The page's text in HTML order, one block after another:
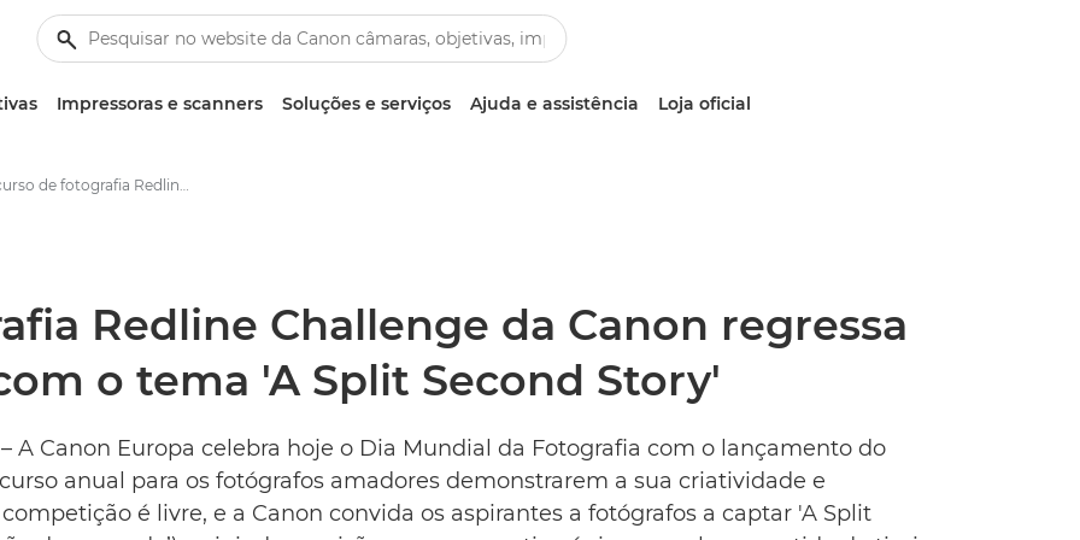
Impressoras e scanners Soluções e serviços Ajuda e assistência Loja oficial
Concurso de fotografia Redline Challenge da Canon regressa pelo segundo ano com o tema 'A Split Second Story' - Centro de imprensa da Canon
Redline Challenge da Canon regressa
o tema 'A Split Second Story'
A Canon Europa celebra hoje o Dia Mundial da Fotografia com o lançamento do
anual para os fotógrafos amadores demonstrarem a sua criatividade e
é livre, e a Canon convida os aspirantes a fotógrafos a captar 'A Split